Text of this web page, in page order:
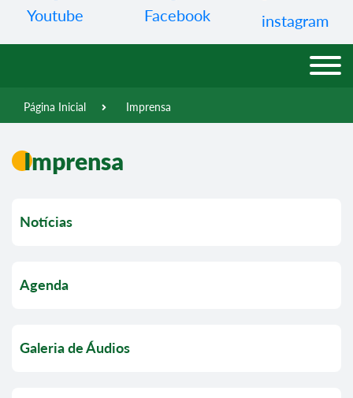
Página Inicial Imprensa
Imprensa
Notícias
Agenda
Galeria de Áudios